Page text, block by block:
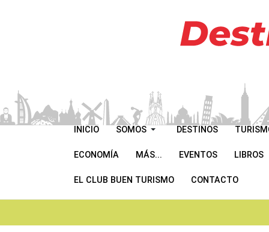
INICIO SOMOS DESTINOS
ECONOMÍA MÁS... EVENTOS LIBROS
EL CLUB BUEN TURISMO CONTACTO